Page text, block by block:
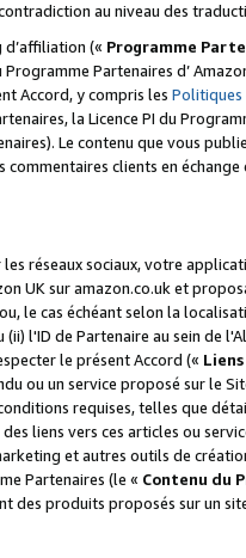
au niveau des
(« Programme
Partenaires d’
Accord, y compris les Politiques
la Licence PI du
Le contenu que vous
clients en
réseaux sociaux, votre
UK sur amazon.co.uk et
ou, le cas échéant selon la
(ii) l'ID de Partenaire au sein de
le présent Accord («
ou un service proposé sur le
requises, telles que
liens vers ces articles ou
et autres outils de
Partenaires (le « Contenu du
produits proposés sur un site